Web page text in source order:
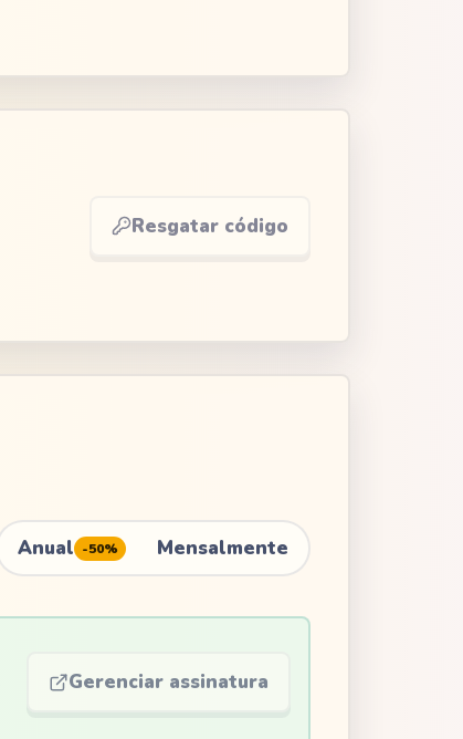
Resgatar código
Anual -50% Mensalmente
Gerenciar assinatura